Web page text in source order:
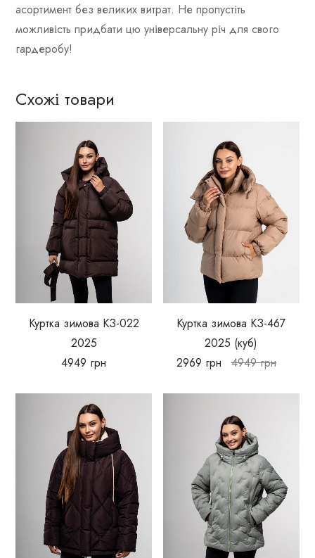
асортимент без великих витрат. Не пропустіть
можливість придбати цю універсальну річ для свого
гардеробу!
Схожі товари
Куртка зимова КЗ-022
2025
4949 грн
Куртка зимова КЗ-467
2025 (куб)
2969 грн 4949грн